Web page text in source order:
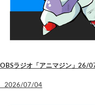
OBSラジオ「アニマジン」26/
2026/07/04